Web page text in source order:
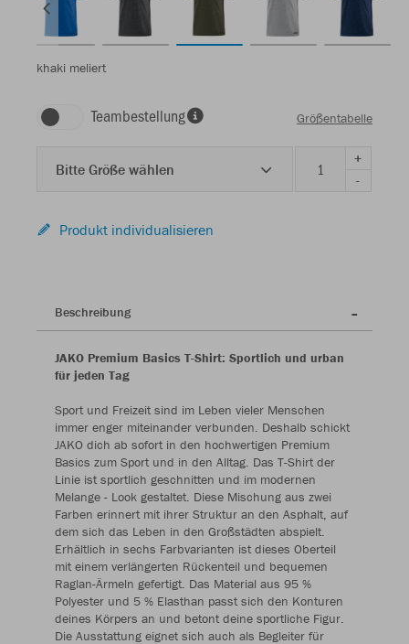
khaki meliert
Teambestellung Größentabelle
Bitte Größe wählen
+
-
Produkt individualisieren
Beschreibung
JAKO Premium Basics T-Shirt: Sportlich und urban
für jeden Tag
Sport und Freizeit sind im Leben vieler Menschen
immer enger miteinander verbunden. Deshalb schickt
JAKO dich ab sofort in den hochwertigen Premium
Basics zum Sport und in den Alltag. Das T-Shirt der
Linie ist sportlich geschnitten und im modernen
Melange - Look gestaltet. Diese Mischung aus zwei
Farben erinnert mit ihrer Struktur an den Asphalt, auf
dem sich das Leben in den Großstädten abspielt.
Erhältlich in sechs Farbvarianten ist dieses Oberteil
mit einem verlängerten Rückenteil und bequemen
Raglan-Ärmeln gefertigt. Das Material aus 95 %
Polyester und 5 % Elasthan passt sich den Konturen
deines Körpers an und betont deine sportliche Figur.
Die Ausstattung eignet sich auch als Begleiter für